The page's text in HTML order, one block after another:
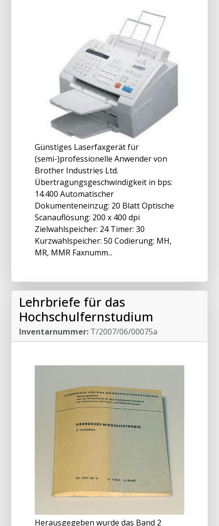
Günstiges Laserfaxgerät für
(semi-)professionelle Anwender von
Brother Industries Ltd.
Übertragungsgeschwindigkeit in bps:
14.400 Automatischer
Dokumenteneinzug: 20 Blatt Optische
Scanauflösung: 200 x 400 dpi
Zielwahlspeicher: 24 Timer: 30
Kurzwahlspeicher: 50 Codierung: MH,
MR, MMR Faxnumm...
Lehrbriefe für das
Hochschulfernstudium
Inventarnummer: T/2007/06/00075a
Herausgegeben wurde das Band 2